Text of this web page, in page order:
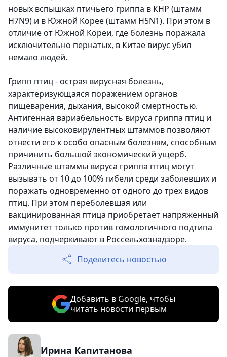
новых вспышках птичьего гриппа в КНР (штамм
H7N9) и в Южной Корее (штамм H5N1). При этом в
отличие от Южной Кореи, где болезнь поражала
исключительно пернатых, в Китае вирус убил
немало людей.
Грипп птиц - острая вирусная болезнь,
характеризующаяся поражением органов
пищеварения, дыхания, высокой смертностью.
Антигенная вариабельность вируса гриппа птиц и
наличие высоковирулентных штаммов позволяют
отнести его к особо опасным болезням, способным
причинить большой экономический ущерб.
Различные штаммы вируса гриппа птиц могут
вызывать от 10 до 100% гибели среди заболевших и
поражать одновременно от одного до трех видов
птиц. При этом переболевшая или
вакцинированная птица приобретает напряженный
иммунитет только против гомологичного подтипа
вируса, подчеркивают в Россельхознадзоре.
Поделитесь новостью
Добавить в Google, чтобы
читать новости первым
Ирина Капитанова